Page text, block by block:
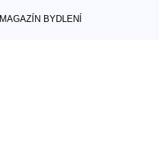
MAGAZÍN BYDLENÍ